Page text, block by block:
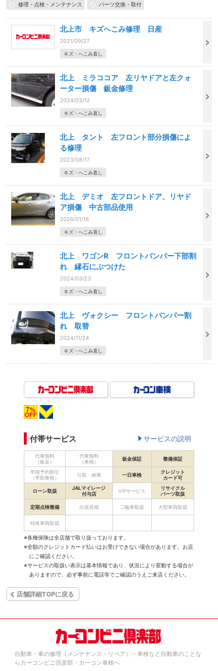
修理・点検・メンテナンス パーツ交換・取付
北上市 キズへこみ修理 日産
2021/09/27
キズ・へこみ直し
北上 ミラココア 左リヤドアと左クォ
ーター損傷 鈑金修理
2024/03/12
キズ・へこみ直し
北上 タント 左フロント部分損傷によ
る修理
2023/08/17
キズ・へこみ直し
北上 デミオ 左フロントドア、リヤド
ア損傷 中古部品使用
2026/01/16
キズ・へこみ直し
北上 ワゴンR フロントバンパー下部割
れ 縁石にぶつけた
2024/03/23
キズ・へこみ直し
北上 ヴォクシー フロントバンパー割
れ 取替
2024/11/24
キズ・へこみ直し
付帯サービス サービスの説明
代車無料
（板金）
代車無料
（車検）
板金保証 整備保証
早期予約割引
（早割車検）
引取・納車 一日車検
クレジット
カード可
ローン取扱
JALマイレージ
付与店
VIPサービス
リサイクル
パーツ取扱
定期点検整備 出張見積 二輪車取扱 大型車両取扱
特殊車両取扱
※各種保険は全店舗で取り扱っております。
※全額のクレジットカード払いはお受けできない場合があります。お店
にご確認ください。
※サービスの取扱い表示は基本情報であり、状況により変動する場合が
ありますので、必ず事前に電話等でご確認のうえご来店ください。
店舗詳細TOPに戻る
自動車・車の修理（メンテナンス・リペア）・車検など自動車のことな
らカーコンビニ倶楽部・カーコン車検へ